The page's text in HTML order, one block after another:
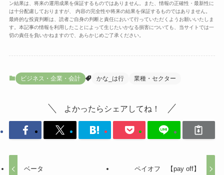
ン結果は、将来の運用成果を保証するものではありません。また、情報の正確性・最新性に
は十分配慮しておりますが、 内容の完全性や将来の結果を保証するものではありません。
最終的な投資判断は、読者ご自身の判断と責任において行っていただくようお願いいたしま
す。本記事の情報を利用したことによって生じたいかなる損害についても、当サイトでは一
切の責任を負いかねますので、あらかじめご了承ください。
ビジネス・企業・会計 かな_は行 業種・セクター
よかったらシェアしてね！
ベータ ペイオフ 【pay off】